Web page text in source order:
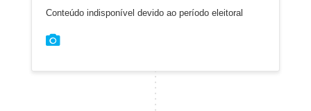
Conteúdo indisponível devido ao período eleitoral